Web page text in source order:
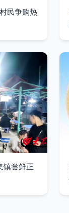
民争购热
尝鲜正